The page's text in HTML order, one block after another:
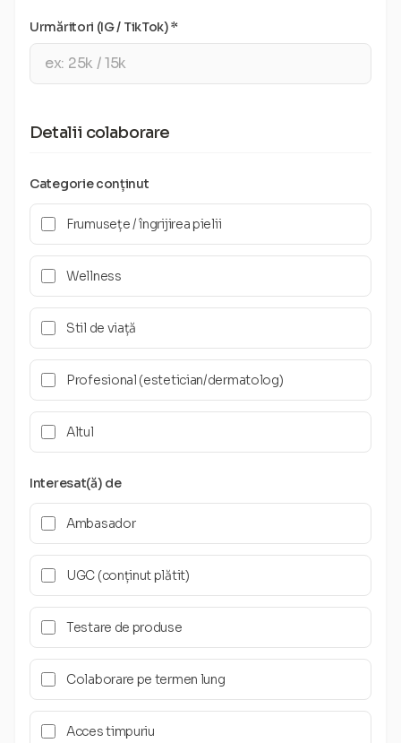
Urmăritori (IG / TikTok) *
Detalii colaborare
Categorie conținut
Frumusețe / îngrijirea pielii
Wellness
Stil de viață
Profesional (estetician/dermatolog)
Altul
Interesat(ă) de
Ambasador
UGC (conținut plătit)
Testare de produse
Colaborare pe termen lung
Acces timpuriu